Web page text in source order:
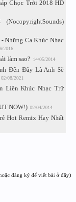
Chọc Trời 2018 HD
Những Ca Khúc Nhạc
2016
làm sao? 14/05/2014
Đến Đây Là Anh Sẽ
02/08/2021
Liên Khúc Nhạc Trữ
NOW!) 02/04/2014
Hot Remix Hay Nhất
đăng ký để viết bài ở đây)